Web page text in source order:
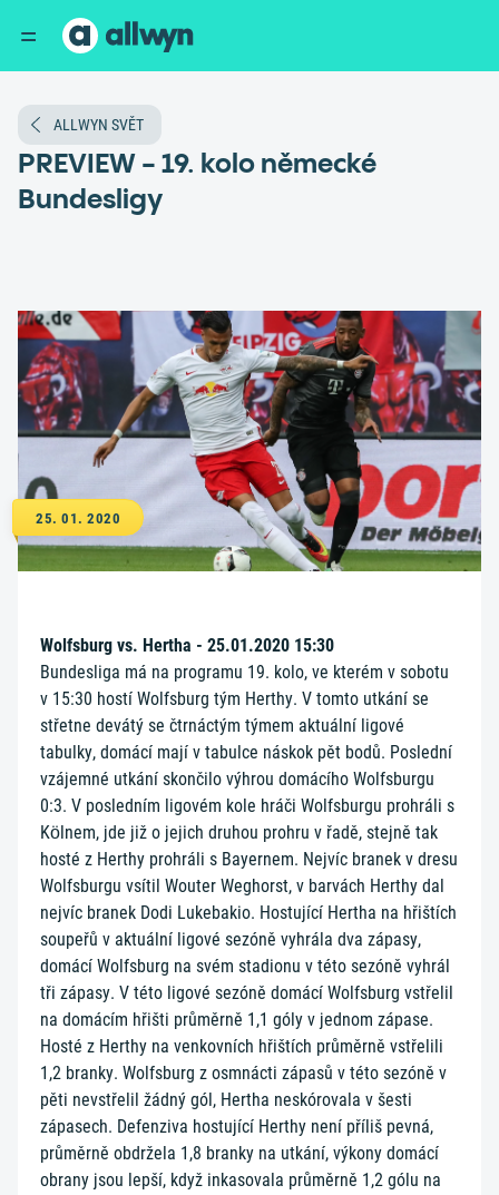
ALLWYN SVĚT
PREVIEW - 19. kolo německé
Bundesligy
25. 01. 2020
Wolfsburg vs. Hertha - 25.01.2020 15:30
Bundesliga má na programu 19. kolo, ve kterém v sobotu
v 15:30 hostí Wolfsburg tým Herthy. V tomto utkání se
střetne devátý se čtrnáctým týmem aktuální ligové
tabulky, domácí mají v tabulce náskok pět bodů. Poslední
vzájemné utkání skončilo výhrou domácího Wolfsburgu
0:3. V posledním ligovém kole hráči Wolfsburgu prohráli s
Kölnem, jde již o jejich druhou prohru v řadě, stejně tak
hosté z Herthy prohráli s Bayernem. Nejvíc branek v dresu
Wolfsburgu vsítil Wouter Weghorst, v barvách Herthy dal
nejvíc branek Dodi Lukebakio. Hostující Hertha na hřištích
soupeřů v aktuální ligové sezóně vyhrála dva zápasy,
domácí Wolfsburg na svém stadionu v této sezóně vyhrál
tři zápasy. V této ligové sezóně domácí Wolfsburg vstřelil
na domácím hřišti průměrně 1,1 góly v jednom zápase.
Hosté z Herthy na venkovních hřištích průměrně vstřelili
1,2 branky. Wolfsburg z osmnácti zápasů v této sezóně v
pěti nevstřelil žádný gól, Hertha neskórovala v šesti
zápasech. Defenziva hostující Herthy není příliš pevná,
průměrně obdržela 1,8 branky na utkání, výkony domácí
obrany jsou lepší, když inkasovala průměrně 1,2 gólu na